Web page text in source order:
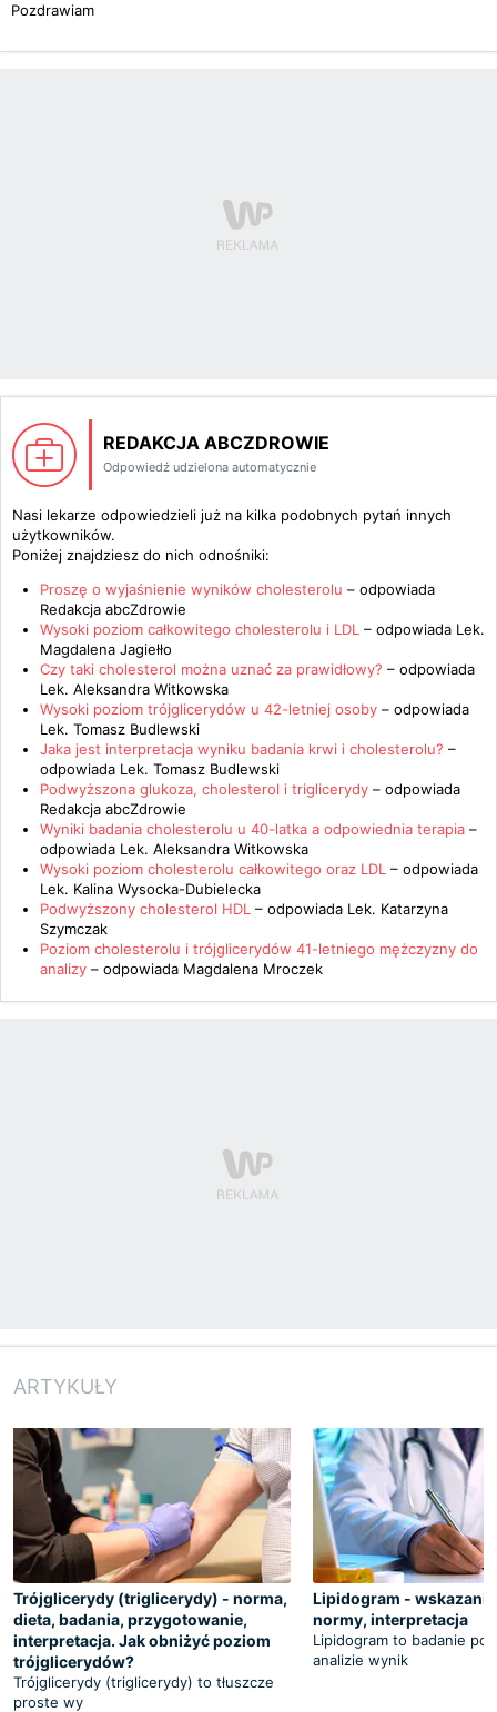
Pozdrawiam
REDAKCJA ABCZDROWIE
Odpowiedź udzielona automatycznie
Nasi lekarze odpowiedzieli już na kilka podobnych pytań innych
użytkowników.
Poniżej znajdziesz do nich odnośniki:
Proszę o wyjaśnienie wyników cholesterolu – odpowiada
Redakcja abcZdrowie
Wysoki poziom całkowitego cholesterolu i LDL – odpowiada Lek.
Magdalena Jagiełło
Czy taki cholesterol można uznać za prawidłowy? – odpowiada
Lek. Aleksandra Witkowska
Wysoki poziom trójglicerydów u 42-letniej osoby – odpowiada
Lek. Tomasz Budlewski
Jaka jest interpretacja wyniku badania krwi i cholesterolu? –
odpowiada Lek. Tomasz Budlewski
Podwyższona glukoza, cholesterol i triglicerydy – odpowiada
Redakcja abcZdrowie
Wyniki badania cholesterolu u 40-latka a odpowiednia terapia –
odpowiada Lek. Aleksandra Witkowska
Wysoki poziom cholesterolu całkowitego oraz LDL – odpowiada
Lek. Kalina Wysocka-Dubielecka
Podwyższony cholesterol HDL – odpowiada Lek. Katarzyna
Szymczak
Poziom cholesterolu i trójglicerydów 41-letniego mężczyzny do
analizy – odpowiada Magdalena Mroczek
ARTYKUŁY
Trójglicerydy (triglicerydy) - norma,
dieta, badania, przygotowanie,
interpretacja. Jak obniżyć poziom
trójglicerydów?
Trójglicerydy (triglicerydy) to tłuszcze
proste wy
Lipidogram -
normy, interpretacja
Lipidogram to badanie
analizie wynik